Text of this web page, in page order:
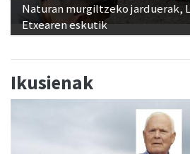
Naturan murgiltzeko jarduerak,
Etxearen eskutik
Ikusienak